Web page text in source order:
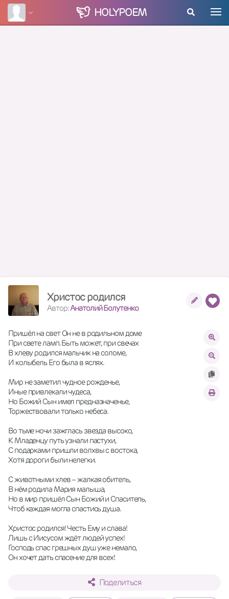
HOLYPOEM
Христос родился
Автор:Анатолий Болутенко
Пришёл на свет Он не в родильном доме
При свете ламп. Быть может, при свечах
В хлеву родился мальчик на соломе,
И колыбель Его была в яслях.
Мир не заметил чудное рожденье,
Иные привлекали чудеса,
Но Божий Сын имел предназначенье,
Торжествовали только небеса.
Во тьме ночи зажглась звезда высоко,
К Младенцу путь узнали пастухи,
С подарками пришли волхвы с востока,
Хотя дороги были нелегки.
С животными хлев – жалкая обитель,
В нём родила Мария малыша,
Но в мир пришёл Сын Божий и Спаситель,
Чтоб каждая могла спастись душа.
Христос родился! Честь Ему и слава!
Лишь с Иисусом ждёт людей успех!
Господь спас грешных душ уже немало,
Он хочет дать спасение для всех!
Поделиться